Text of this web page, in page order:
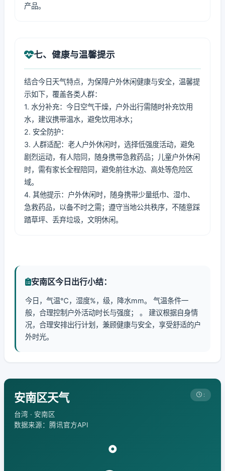
产品。
七、健康与温馨提示
结合今日天气特点，为保障户外休闲健康与安全，温馨提
示如下，覆盖各类人群：
1. 水分补充：今日空气干燥，户外出行需随时补充饮用
水，建议携带温水，避免饮用冰水；
2. 安全防护：
3. 人群适配：老人户外休闲时，选择低强度活动，避免
剧烈运动，有人陪同，随身携带急救药品；儿童户外休闲
时，需有家长全程陪同，避免前往水边、高处等危险区
域。
4. 其他提示：户外休闲时，随身携带少量纸巾、湿巾、
急救药品，以备不时之需；遵守当地公共秩序，不随意踩
踏草坪、丢弃垃圾，文明休闲。
安南区今日出行小结：
今日，气温℃，湿度%，级，降水mm。 气温条件一
般，合理控制户外活动时长与强度； 。 建议根据自身情
况，合理安排出行计划，兼顾健康与安全，享受舒适的户
外时光。
安南区天气
台湾 · 安南区
数据来源：腾讯官方API
:
°